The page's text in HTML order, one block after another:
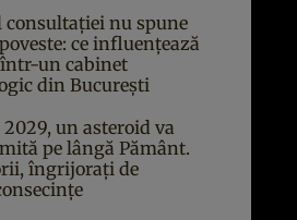
consultației nu spune
ce influențează
un cabinet
din București
un asteroid va
pe lângă Pământ.
îngrijorați de